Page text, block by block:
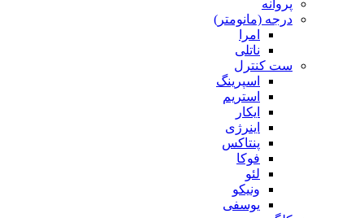
پروانه
درجه (مانومتر)
امرا
ناتلی
ست کنترل
اسپرینگ
استریم
ایکار
اینرژی
پنتاکس
فوکا
لئو
ونیکو
یوسفی